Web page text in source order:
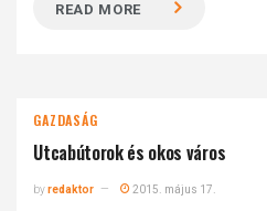
READ MORE
GAZDASÁG
Utcabútorok és okos város
byredaktor 2015. május 17.